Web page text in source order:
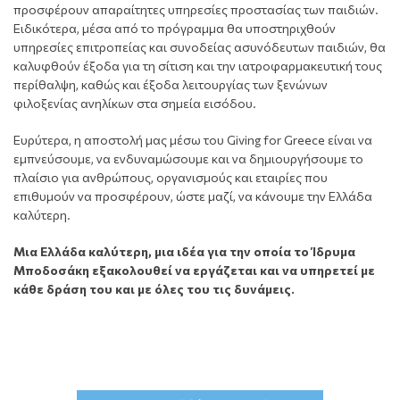
προσφέρουν απαραίτητες υπηρεσίες προστασίας των παιδιών.
Ειδικότερα, μέσα από το πρόγραμμα θα υποστηριχθούν
υπηρεσίες επιτροπείας και συνοδείας ασυνόδευτων παιδιών, θα
καλυφθούν έξοδα για τη σίτιση και την ιατροφαρμακευτική τους
περίθαλψη, καθώς και έξοδα λειτουργίας των ξενώνων
φιλοξενίας ανηλίκων στα σημεία εισόδου.
Ευρύτερα, η αποστολή μας μέσω του Giving for Greece είναι να
εμπνεύσουμε, να ενδυναμώσουμε και να δημιουργήσουμε το
πλαίσιο για ανθρώπους, οργανισμούς και εταιρίες που
επιθυμούν να προσφέρουν, ώστε μαζί, να κάνουμε την Ελλάδα
καλύτερη.
Μια Ελλάδα καλύτερη, μια ιδέα για την οποία το Ίδρυμα
Μποδοσάκη εξακολουθεί να εργάζεται και να υπηρετεί με
κάθε δράση του και με όλες του τις δυνάμεις.